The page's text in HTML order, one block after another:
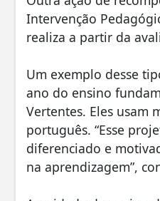
Intervenção
realiza a partir da
Um exemplo desse
ano do ensino
Vertentes. Eles usam
português. “Esse
diferenciado e
na aprendizagem”,